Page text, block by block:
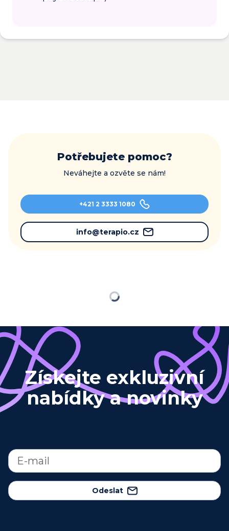
Potřebujete pomoc?
Neváhejte a ozvěte se nám!
+421 2 3333 1080
info@terapio.cz
Načítám…
Získejte exkluzivní
nabídky a novinky
Odeslat